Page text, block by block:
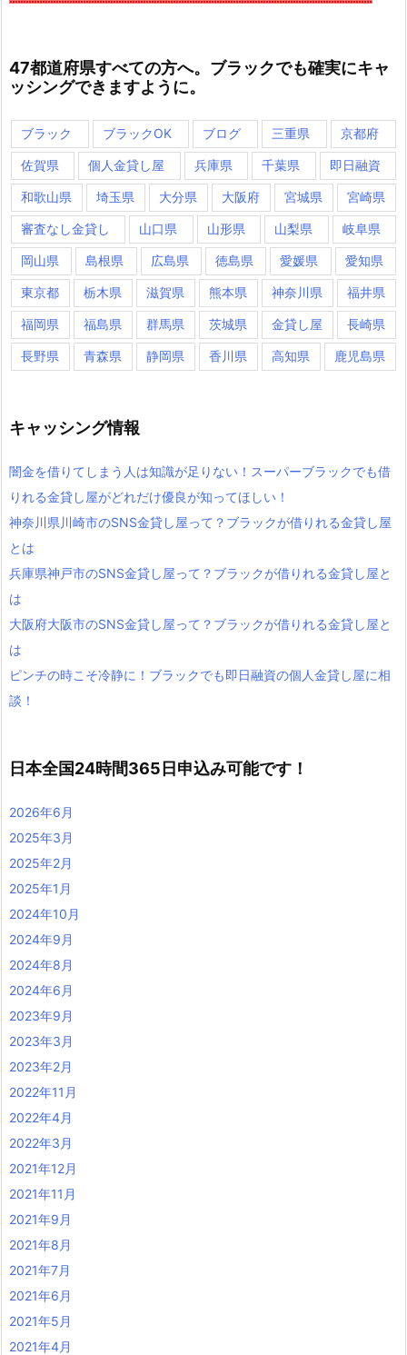
47都道府県すべての方へ。ブラックでも確実にキャ
ッシングできますように。
ブラック ブラックOK ブログ 三重県 京都府
佐賀県 個人金貸し屋 兵庫県 千葉県 即日融資
和歌山県 埼玉県 大分県 大阪府 宮城県 宮崎県
審査なし金貸し 山口県 山形県 山梨県 岐阜県
岡山県 島根県 広島県 徳島県 愛媛県 愛知県
東京都 栃木県 滋賀県 熊本県 神奈川県 福井県
福岡県 福島県 群馬県 茨城県 金貸し屋 長崎県
長野県 青森県 静岡県 香川県 高知県 鹿児島県
キャッシング情報
闇金を借りてしまう人は知識が足りない！スーパーブラックでも借
りれる金貸し屋がどれだけ優良が知ってほしい！
神奈川県川崎市のSNS金貸し屋って？ブラックが借りれる金貸し屋
とは
兵庫県神戸市のSNS金貸し屋って？ブラックが借りれる金貸し屋と
は
大阪府大阪市のSNS金貸し屋って？ブラックが借りれる金貸し屋と
は
ピンチの時こそ冷静に！ブラックでも即日融資の個人金貸し屋に相
談！
日本全国24時間365日申込み可能です！
2026年6月
2025年3月
2025年2月
2025年1月
2024年10月
2024年9月
2024年8月
2024年6月
2023年9月
2023年3月
2023年2月
2022年11月
2022年4月
2022年3月
2021年12月
2021年11月
2021年9月
2021年8月
2021年7月
2021年6月
2021年5月
2021年4月